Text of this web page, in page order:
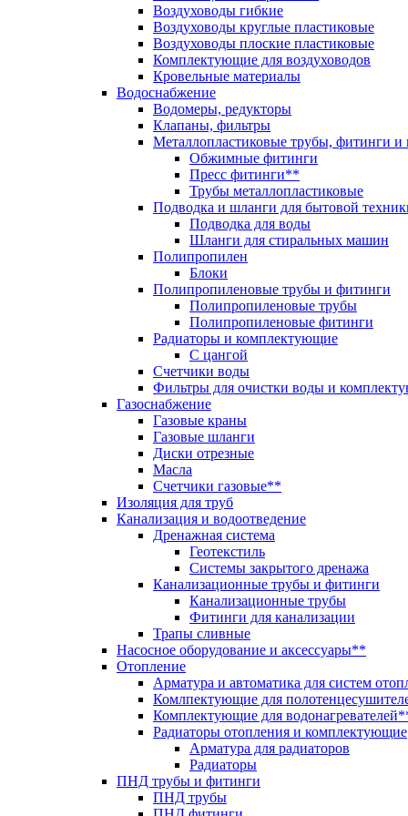
Воздуховоды гибкие
Воздуховоды круглые пластиковые
Воздуховоды плоские пластиковые
Комплектующие для воздуховодов
Кровельные материалы
Водоснабжение
Водомеры, редукторы
Клапаны, фильтры
Металлопластиковые трубы, фитинги
Обжимные фитинги
Пресс фитинги**
Трубы металлопластиковые
Подводка и шланги для бытовой
Подводка для воды
Шланги для стиральных машин
Полипропилен
Блоки
Полипропиленовые трубы и фитинги
Полипропиленовые трубы
Полипропиленовые фитинги
Радиаторы и комплектующие
С цангой
Счетчики воды
Фильтры для очистки воды и
Газоснабжение
Газовые краны
Газовые шланги
Диски отрезные
Масла
Счетчики газовые**
Изоляция для труб
Канализация и водоотведение
Дренажная система
Геотекстиль
Системы закрытого дренажа
Канализационные трубы и фитинги
Канализационные трубы
Фитинги для канализации
Трапы сливные
Насосное оборудование и аксессуары**
Отопление
Арматура и автоматика для систем
Комлпектующие для
Комплектующие для
Радиаторы отопления и комплектующие
Арматура для радиаторов
Радиаторы
ПНД трубы и фитинги
ПНД трубы